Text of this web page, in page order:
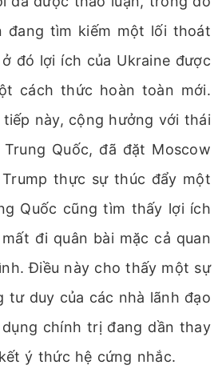
đang tìm kiếm một lối thoát
đó lợi ích của Ukraine được
cách thức hoàn toàn mới.
này, cộng hưởng với thái
Quốc, đã đặt Moscow
thực sự thúc đẩy một
Quốc cũng tìm thấy lợi ích
đi quân bài mặc cả quan
Điều này cho thấy một sự
tư duy của các nhà lãnh đạo
chính trị đang dần thay
ý thức hệ cứng nhắc.